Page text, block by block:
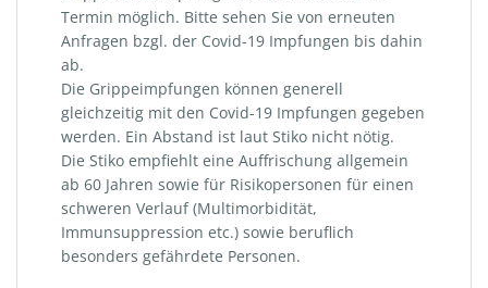
Termin möglich. Bitte sehen Sie von erneuten
Anfragen bzgl. der Covid-19 Impfungen bis dahin
ab.
Die Grippeimpfungen können generell
gleichzeitig mit den Covid-19 Impfungen gegeben
werden. Ein Abstand ist laut Stiko nicht nötig.
Die Stiko empfiehlt eine Auffrischung allgemein
ab 60 Jahren sowie für Risikopersonen für einen
schweren Verlauf (Multimorbidität,
Immunsuppression etc.) sowie beruflich
besonders gefährdete Personen.